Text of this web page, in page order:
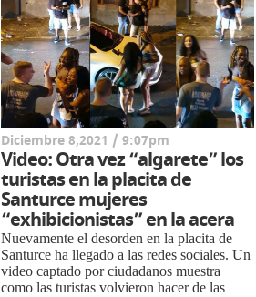
Diciembre 8,2021 / 9:07pm
Video: Otra vez “algarete” los
turistas en la placita de
Santurce mujeres
“exhibicionistas” en la acera
Nuevamente el desorden en la placita de
Santurce ha llegado a las redes sociales. Un
video captado por ciudadanos muestra
como las turistas volvieron hacer de las